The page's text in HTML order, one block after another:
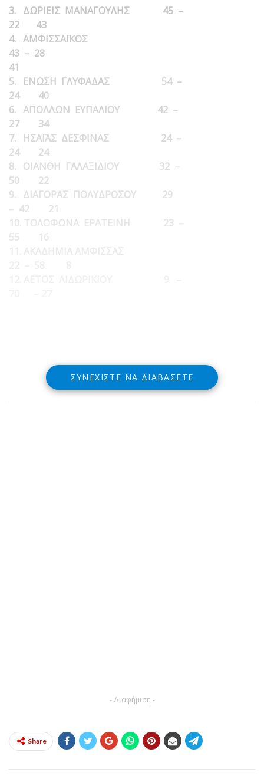
3. ΔΩΡΙΕΙΣ ΜΑΝΑΓΟΥΛΗΣ 45 –
22 43
4. ΑΜΦΙΣΣΑΪΚΟΣ
43 – 28
41
5. ΕΝΩΣΗ ΓΛΥΦΑΔΑΣ 54 –
24 40
6. ΑΠΟΛΛΩΝ ΕΥΠΑΛΙΟΥ 42 –
27 34
7. ΗΣΑΪΑΣ ΔΕΣΦΙΝΑΣ 24 –
24 24
8. ΟΙΑΝΘΗ ΓΑΛΑΞΙΔΙΟΥ 32 –
50 22
9. ΔΙΑΓΟΡΑΣ ΠΟΛΥΔΡΟΣΟΥ 29
– 42 21
10. ΤΟΛΟΦΩΝΑ ΕΡΑΤΕΙΝΗ 23 –
ΣΥΝΕΧΊΣΤΕ ΝΑ ΔΙΑΒΆΣΕΤΕ
- Διαφήμιση -
Share